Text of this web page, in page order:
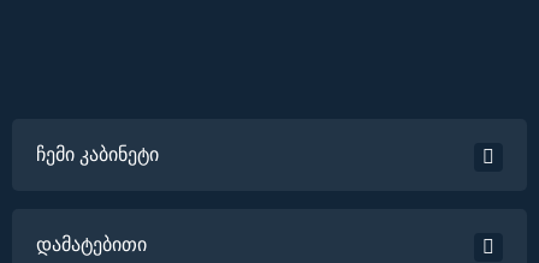
ჩემი კაბინეტი
დამატებითი